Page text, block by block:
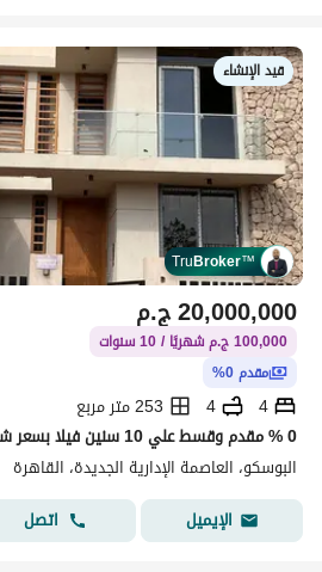
قيد الإنشاء
TruBroker™
ج.م20,000,000
100,000 ج.م شهريًا / 10 سنوات
مقدم 0%
4
4
253 متر مربع
0 % مقدم وقسط علي 10 سنين فيلا بسعر شقة
البوسكو، العاصمة الإدارية الجديدة، القاهرة
الإيميل
اتصل